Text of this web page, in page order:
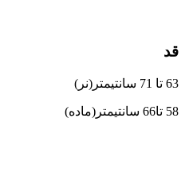
قد
63 تا 71 سانتیمتر(نر)
58 تا66 سانتیمتر(ماده)